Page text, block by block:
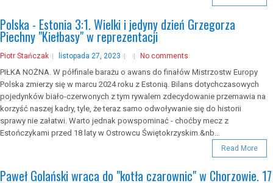
Polska - Estonia 3:1. Wielki i jedyny dzień Grzegorza
Piechny "Kiełbasy" w reprezentacji
Piotr Stańczak listopada 27, 2023 No comments
PIŁKA NOŻNA. W półfinale barażu o awans do finałów Mistrzostw Europy
Polska zmierzy się w marcu 2024 roku z Estonią. Bilans dotychczasowych
pojedynków biało-czerwonych z tym rywalem zdecydowanie przemawia na
korzyść naszej kadry, tyle, że teraz samo odwoływanie się do historii
sprawy nie załatwi. Warto jednak powspominać - choćby mecz z
Estończykami przed 18 laty w Ostrowcu Świętokrzyskim.&nb...
Read More
Paweł Golański wraca do "kotła czarownic" w Chorzowie. 17